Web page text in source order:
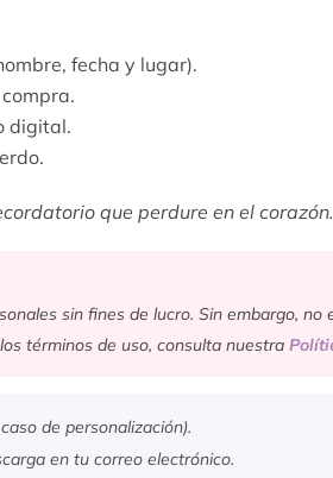
fecha y lugar).
digital.
que perdure en el corazón.
sin fines de lucro. Sin embargo,
términos de uso, consulta nuestra
de personalización).
en tu correo electrónico.